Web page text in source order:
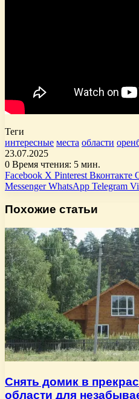
Теги
интересные места области
23.07.2025
0 Время чтения: 5 мин.
Facebook X Pinterest Вконтакте
Messenger WhatsApp Telegram
Похожие статьи
Снять домик в
области для